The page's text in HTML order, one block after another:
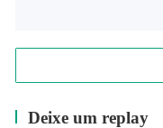
Deixe um replay